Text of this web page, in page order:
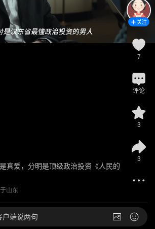
真爱，分明是顶级政治投资《人民的
山东
关注
7
评论
3
3
户端说两句